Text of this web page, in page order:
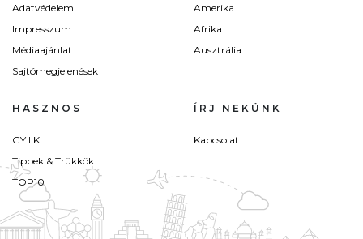
Adatvédelem
Impresszum
Médiaajánlat
Sajtómegjelenések
Amerika
Afrika
Ausztrália
HASZNOS
GY.I.K.
Tippek & Trükkök
TOP10
ÍRJ NEKÜNK
Kapcsolat